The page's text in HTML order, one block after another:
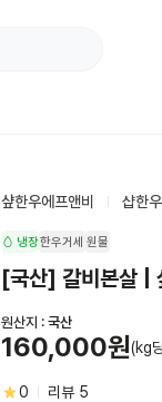
샾한우에프앤비 샵한
냉장한우거세 원물
[국산] 갈비본살 |
원산지 : 국산
160,000원(kg
0 리뷰 5